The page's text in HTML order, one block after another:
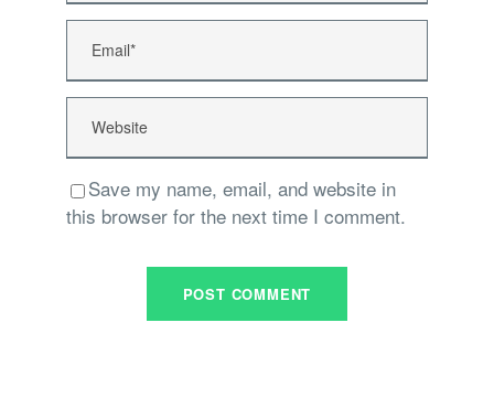
Save my name, email, and website in
this browser for the next time I comment.